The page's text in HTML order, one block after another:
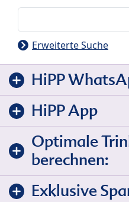
Erweiterte Suche
HiPP
HiPP App
Optimale
berechnen:
Exklusive